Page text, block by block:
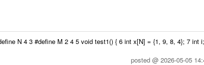
N 4 3 #define M 2 4 5 void test1() { 6 int x[N] = {1, 9, 8, 4}; 7 int
posted @ 2026-05-05